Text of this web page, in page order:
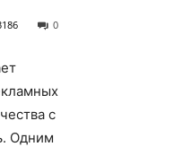
0
с
Одним